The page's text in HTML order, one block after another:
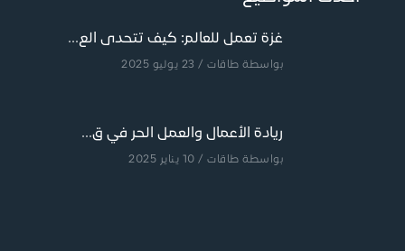
غزة تعمل للعالم: كيف تتحدى الع...
بواسطة طاقات / 23 يوليو 2025
ريادة الأعمال والعمل الحر في ق...
بواسطة طاقات / 10 يناير 2025